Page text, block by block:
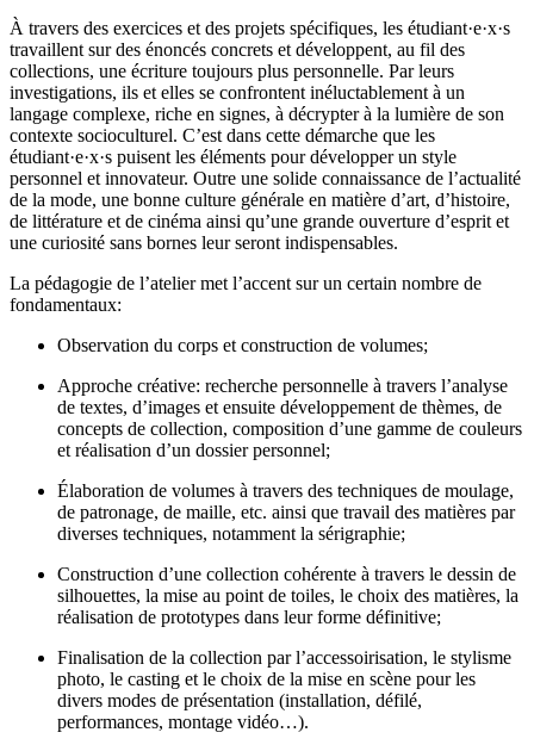
À travers des exercices et des projets spécifiques, les étudiant·e·x·s
travaillent sur des énoncés concrets et développent, au fil des
collections, une écriture toujours plus personnelle. Par leurs
investigations, ils et elles se confrontent inéluctablement à un
langage complexe, riche en signes, à décrypter à la lumière de son
contexte socioculturel. C’est dans cette démarche que les
étudiant·e·x·s puisent les éléments pour développer un style
personnel et innovateur. Outre une solide connaissance de l’actualité
de la mode, une bonne culture générale en matière d’art, d’histoire,
de littérature et de cinéma ainsi qu’une grande ouverture d’esprit et
une curiosité sans bornes leur seront indispensables.
La pédagogie de l’atelier met l’accent sur un certain nombre de
fondamentaux:
Observation du corps et construction de volumes;
Approche créative: recherche personnelle à travers l’analyse
de textes, d’images et ensuite développement de thèmes, de
concepts de collection, composition d’une gamme de couleurs
et réalisation d’un dossier personnel;
Élaboration de volumes à travers des techniques de moulage,
de patronage, de maille, etc. ainsi que travail des matières par
diverses techniques, notamment la sérigraphie;
Construction d’une collection cohérente à travers le dessin de
silhouettes, la mise au point de toiles, le choix des matières, la
réalisation de prototypes dans leur forme définitive;
Finalisation de la collection par l’accessoirisation, le stylisme
photo, le casting et le choix de la mise en scène pour les
divers modes de présentation (installation, défilé,
performances, montage vidéo…).